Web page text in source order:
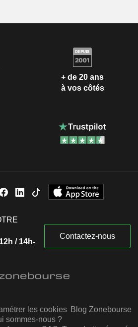
+ de 20 ans
à vos côtés
/ 14h-
Contactez-nous
les cookies Blog Zonebourse
sommes-nous ?